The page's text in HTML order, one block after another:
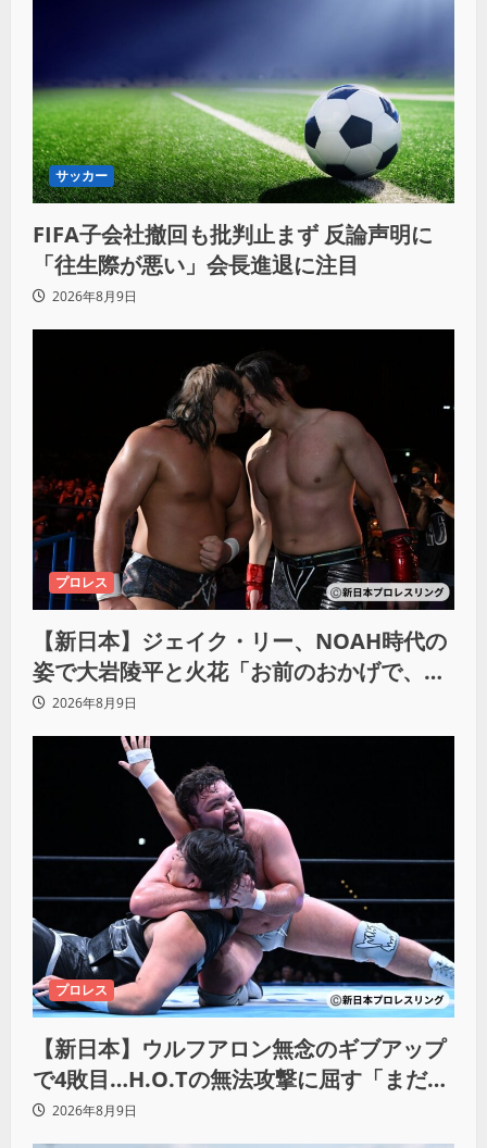
サッカー
FIFA子会社撤回も批判止まず 反論声明に
「往生際が悪い」会長進退に注目
2026年8月9日
プロレス
【新日本】ジェイク・リー、NOAH時代の
姿で大岩陵平と火花「お前のおかげで、忘
れてたもの思い出したわ」
2026年8月9日
プロレス
【新日本】ウルフアロン無念のギブアップ
で4敗目…H.O.Tの無法攻撃に屈す「まだま
だ俺自身の力はこんなもんだなって」
2026年8月9日